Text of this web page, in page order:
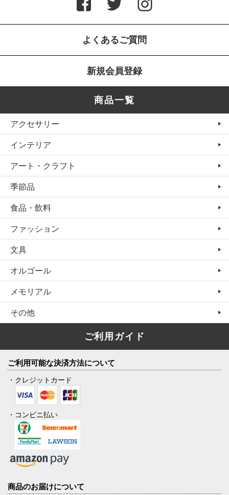
よくあるご質問
新規会員登録
商品一覧
アクセサリー
インテリア
アート・クラフト
季節品
食品・飲料
ファッション
文具
オルゴール
メモリアル
その他
ご利用ガイド
ご利用可能な決済方法について
・クレジットカード
・コンビニ払い
商品のお届けについて